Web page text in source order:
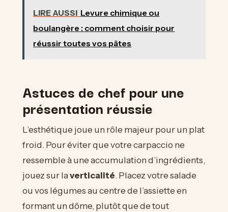
LIRE AUSSI Levure chimique ou
boulangère : comment choisir pour
réussir toutes vos pâtes
Astuces de chef pour une
présentation réussie
L’esthétique joue un rôle majeur pour un plat
froid. Pour éviter que votre carpaccio ne
ressemble à une accumulation d’ingrédients,
jouez sur laverticalité. Placez votre salade
ou vos légumes au centre de l’assiette en
formant un dôme, plutôt que de tout